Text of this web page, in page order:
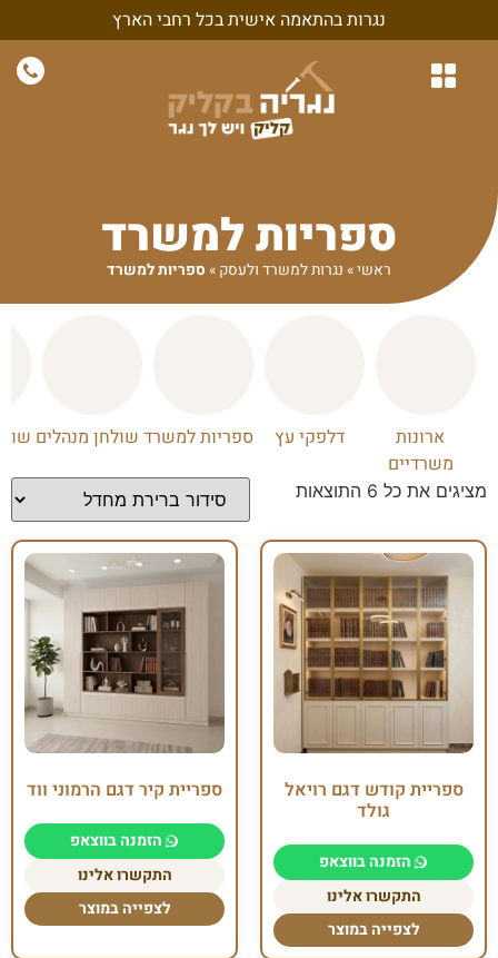
נגרות בהתאמה אישית בכל רחבי הארץ
ספריות למשרד
ראשי» נגרות למשרד ולעסק » ספריות למשרד
ארונות
משרדיים
דלפקי עץ ספריות למשרד שולחן מנהלים
מציגים את כל ⁦6⁩ התוצאות
ספריית קודש דגם רויאל
גולד
הזמנה בווצאפ
התקשרו אלינו
לצפייה במוצר
ספריית קיר דגם הרמוני ווד
הזמנה בווצאפ
התקשרו אלינו
לצפייה במוצר